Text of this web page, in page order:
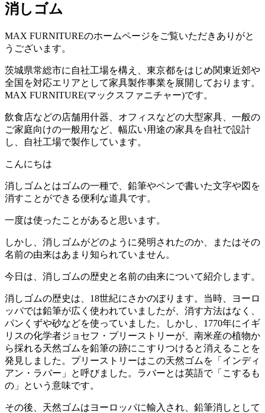
消しゴム
MAX FURNITUREのホームページをご覧いただきありがと
うございます。
茨城県常総市に自社工場を構え、東京都をはじめ関東近郊や
全国を対応エリアとして家具製作事業を展開しております。
MAX FURNITURE(マックスファニチャー)です。
飲食店などの店舗用什器、オフィスなどの大型家具、一般の
ご家庭向けの一般用など、幅広い用途の家具を自社で設計
し、自社工場で製作しています。
こんにちは
消しゴムとはゴムの一種で、鉛筆やペンで書いた文字や図を
消すことができる便利な道具です。
一度は使ったことがあると思います。
しかし、消しゴムがどのように発明されたのか、またはその
名前の由来はあまり知られていません。
今日は、消しゴムの歴史と名前の由来について紹介します。
消しゴムの歴史は、18世紀にさかのぼります。当時、ヨーロ
ッパでは鉛筆が広く使われていましたが、消す方法はなく、
パンくずや砂などを使っていました。しかし、1770年にイギ
リスの化学者ジョセフ・プリーストリーが、南米産の植物か
ら採れる天然ゴムを鉛筆の跡にこすりつけると消えることを
発見しました。プリーストリーはこの天然ゴムを「インディ
アン・ラバー」と呼びました。ラバーとは英語で「こするも
の」という意味です。
その後、天然ゴムはヨーロッパに輸入され、鉛筆消しとして